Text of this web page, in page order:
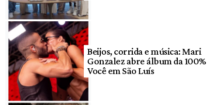
Beijos, corrida e música: Mari
Gonzalez abre álbum da 100%
Você em São Luís